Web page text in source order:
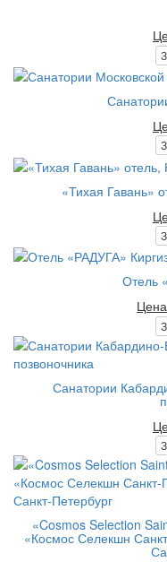
«Тихая Гавань»
Отель
Санатории
«Cosmos Selection
«Космос Селекшн